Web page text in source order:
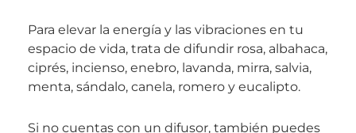
Para elevar la energía y las vibraciones en tu
espacio de vida, trata de difundir rosa, albahaca,
ciprés, incienso, enebro, lavanda, mirra, salvia,
menta, sándalo, canela, romero y eucalipto.
Si no cuentas con un difusor, también puedes